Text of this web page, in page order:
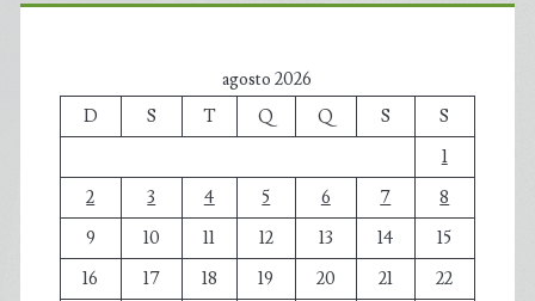
agosto 2026
D
S T Q Q S
S
1
2
3 4 5 6 7
8
9
10 11 12 13 14
15
16
17 18 19 20 21
22